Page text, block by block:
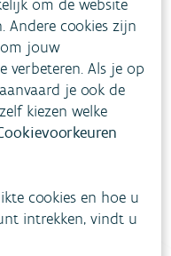
vragen
om de website
cookies zijn
jouw
verbeteren. Als je op
je ook de
kiezen welke
cookies en hoe u
intrekken, vindt u